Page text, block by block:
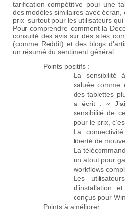
tarification compétitive pour une
des modèles similaires avec
prix, surtout pour les utilisateurs qui
Pour comprendre comment la
consulté des avis sur des sites
(comme Reddit) et des blogs
un résumé du sentiment général :
Points positifs :
La sensibilité
saluée comme
des tablettes
a écrit :«
sensibilité de
pour le prix,
La
liberté de
La
un atout pour
workflows
Les
d’installation
conçus pour
Points à améliorer :